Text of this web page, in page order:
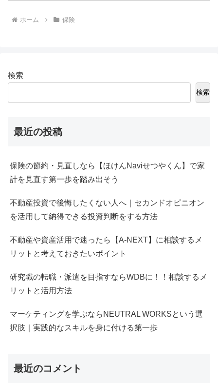
ホーム 保険
検索
検索
最近の投稿
保険の節約・見直しなら【ほけんNaviせつやくん】で家
計を見直す第一歩を踏み出そう
不動産投資で後悔したくない人へ｜セカンドオピニオン
を活用して納得できる投資判断をする方法
不動産や資産活用で迷ったら【A-NEXT】に相談するメ
リットと考えておきたいポイント
研究職の転職・派遣を目指すならWDBに！！相談するメ
リットと活用方法
マーケティングを学ぶならNEUTRAL WORKSという選
択肢｜実践的なスキルを身に付ける第一歩
最近のコメント